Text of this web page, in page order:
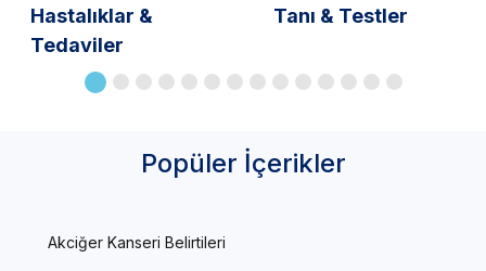
Hastalıklar &
Tedaviler
Tanı & Testler
Popüler İçerikler
Akciğer Kanseri Belirtileri